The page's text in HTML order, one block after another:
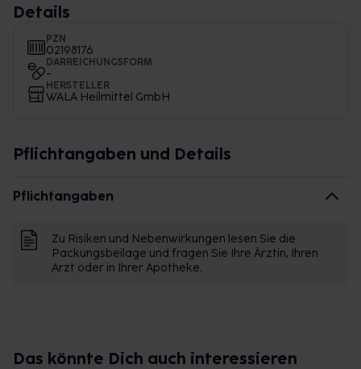
Details
PZN
02198176
DARREICHUNGSFORM
-
HERSTELLER
WALA Heilmittel GmbH
Pflichtangaben und Details
Pflichtangaben
Zu Risiken und Nebenwirkungen lesen Sie die
Packungsbeilage und fragen Sie Ihre Ärztin, Ihren
Arzt oder in Ihrer Apotheke.
Das könnte Dich auch interessieren